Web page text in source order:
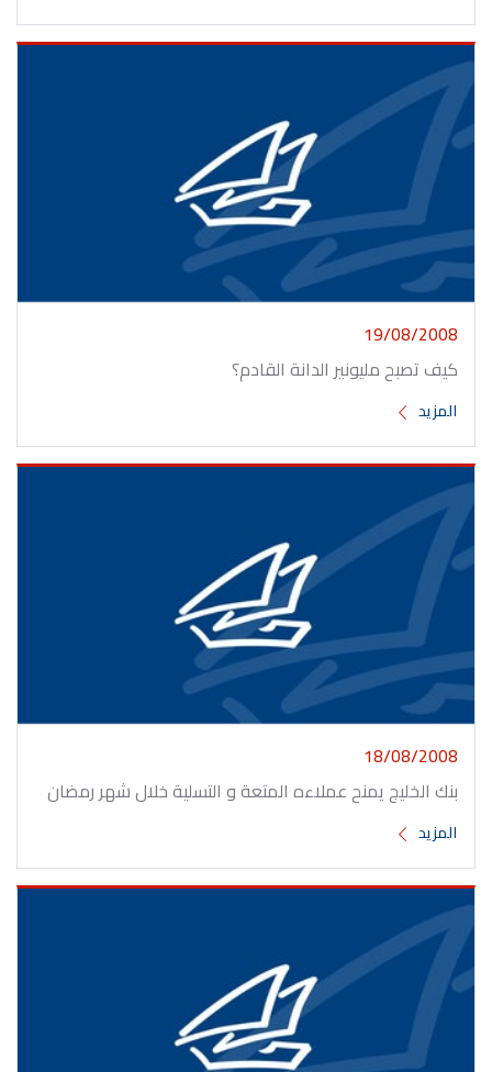
19/08/2008
كيف تصبح مليونير الدانة القادم؟
المزيد
18/08/2008
بنك الخليج يمنح عملاءه المتعة و التسلية خلال شهر رمضان
المزيد